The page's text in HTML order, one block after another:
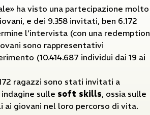
ha visto una partecipazione molto
e dei 9.358 invitati, ben 6.172
l’intervista (con una redemption
sono rappresentativi
(10.414.687 individui dai 19 ai
ragazzi sono stati invitati a
sulle soft skills, ossia sulle
giovani nel loro percorso di vita.